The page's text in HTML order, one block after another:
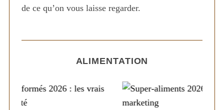
de ce qu’on vous laisse regarder.
ALIMENTATION
r
f